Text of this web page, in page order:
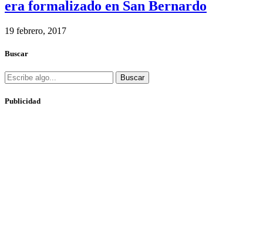
era formalizado en San Bernardo
19 febrero, 2017
Buscar
Buscar
Publicidad